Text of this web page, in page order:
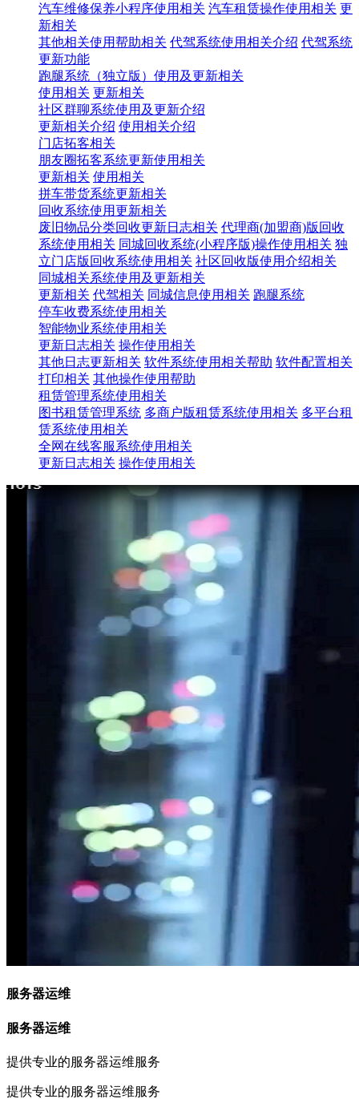
汽车维修保养小程序使用相关 汽车租赁操作使用相关 更
新相关
其他相关使用帮助相关 代驾系统使用相关介绍 代驾系统
更新功能
跑腿系统（独立版）使用及更新相关
使用相关 更新相关
社区群聊系统使用及更新介绍
更新相关介绍 使用相关介绍
门店拓客相关
朋友圈拓客系统更新使用相关
更新相关 使用相关
拼车带货系统更新相关
回收系统使用更新相关
废旧物品分类回收更新日志相关 代理商(加盟商)版回收
系统使用相关 同城回收系统(小程序版)操作使用相关 独
立门店版回收系统使用相关 社区回收版使用介绍相关
同城相关系统使用及更新相关
更新相关 代驾相关 同城信息使用相关 跑腿系统
停车收费系统使用相关
智能物业系统使用相关
更新日志相关 操作使用相关
其他日志更新相关 软件系统使用相关帮助 软件配置相关
打印相关 其他操作使用帮助
租赁管理系统使用相关
图书租赁管理系统 多商户版租赁系统使用相关 多平台租
赁系统使用相关
全网在线客服系统使用相关
更新日志相关 操作使用相关
服务器运维
服务器运维
提供专业的服务器运维服务
提供专业的服务器运维服务